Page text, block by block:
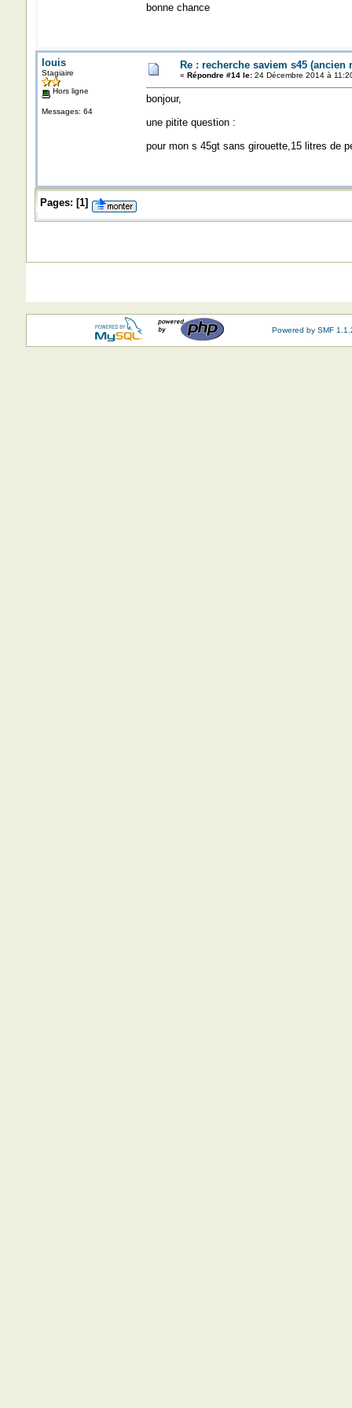
bonne chance
louis
Stagiaire
Hors ligne
Messages: 64
Re : recherche saviem s45 (ancien
« Répondre #14 le:24 Décembre 2014 à
bonjour,
une pitite question :
pour mon s 45gt sans girouette,15 litres de
Pages: [1]
Powered by SMF